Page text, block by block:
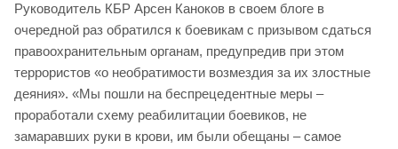
Руководитель КБР Арсен Каноков в своем блоге в
очередной раз обратился к боевикам с призывом сдаться
правоохранительным органам, предупредив при этом
террористов «о необратимости возмездия за их злостные
деяния». «Мы пошли на беспрецедентные меры –
проработали схему реабилитации боевиков, не
замаравших руки в крови, им были обещаны – самое